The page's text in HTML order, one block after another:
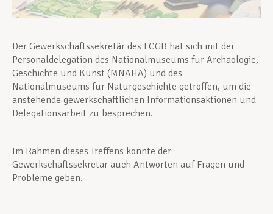
Der Gewerkschaftssekretär des LCGB hat sich mit der
Personaldelegation des Nationalmuseums für Archäologie,
Geschichte und Kunst (MNAHA) und des
Nationalmuseums für Naturgeschichte getroffen, um die
anstehende gewerkschaftlichen Informationsaktionen und
Delegationsarbeit zu besprechen.
Im Rahmen dieses Treffens konnte der
Gewerkschaftssekretär auch Antworten auf Fragen und
Probleme geben.